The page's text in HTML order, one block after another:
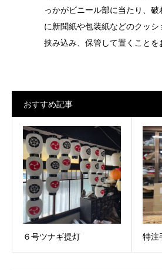
っかがビニール部に当たり、破
に新聞紙や包装紙などのクッ
挟み込み、保管して置くことを
おすすめ記事
６号ツナギ提灯 特注